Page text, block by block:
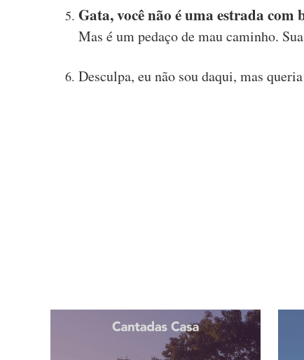
Gata, você não é uma estrada com
Mas é um pedaço de mau caminho.
Desculpa, eu não sou daqui, mas